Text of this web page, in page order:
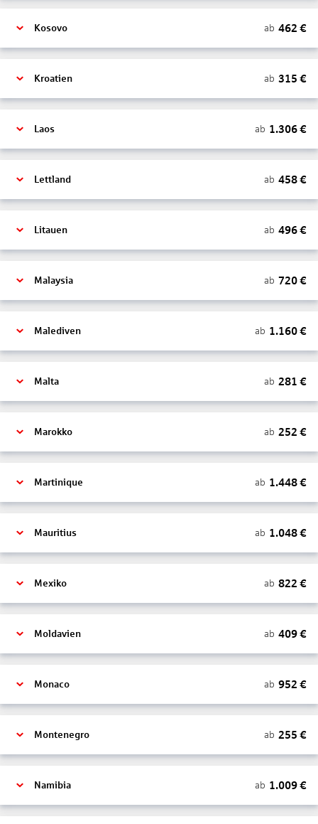
Kosovo ab 462 €
Kroatien ab 315 €
Laos ab 1.306€
Lettland ab 458€
Litauen ab 496€
Malaysia ab 720€
Malediven ab 1.160€
Malta ab 281 €
Marokko ab 252 €
Martinique ab 1.448€
Mauritius ab 1.048€
Mexiko ab 822 €
Moldavien ab 409€
Monaco ab 952 €
Montenegro ab 255 €
Namibia ab 1.009€